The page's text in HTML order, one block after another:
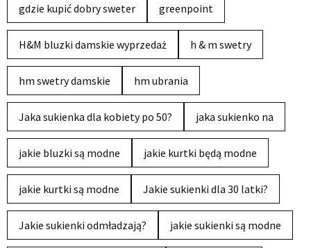
gdzie kupić dobry sweter greenpoint
H&M bluzki damskie wyprzedaż h & m swetry
hm swetry damskie hm ubrania
Jaka sukienka dla kobiety po 50? jaka sukienko na
jakie bluzki są modne jakie kurtki będą modne
jakie kurtki są modne Jakie sukienki dla 30 latki?
Jakie sukienki odmładzają? jakie sukienki są modne